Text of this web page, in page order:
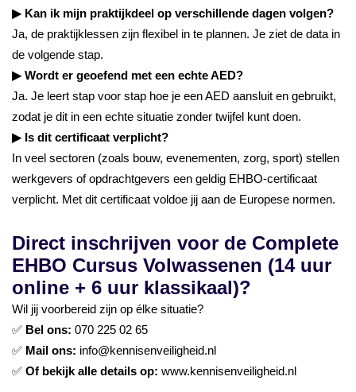
▶ Kan ik mijn praktijkdeel op verschillende dagen volgen?
Ja, de praktijklessen zijn flexibel in te plannen. Je ziet de data in
de volgende stap.
▶ Wordt er geoefend met een echte AED?
Ja. Je leert stap voor stap hoe je een AED aansluit en gebruikt,
zodat je dit in een echte situatie zonder twijfel kunt doen.
▶ Is dit certificaat verplicht?
In veel sectoren (zoals bouw, evenementen, zorg, sport) stellen
werkgevers of opdrachtgevers een geldig EHBO-certificaat
verplicht. Met dit certificaat voldoe jij aan de Europese normen.
Direct inschrijven voor de Complete
EHBO Cursus Volwassenen (14 uur
online + 6 uur klassikaal)?
Wil jij voorbereid zijn op élke situatie?
✅ Bel ons: 070 225 02 65
✅ Mail ons: info@kennisenveiligheid.nl
✅ Of bekijk alle details op: www.kennisenveiligheid.nl